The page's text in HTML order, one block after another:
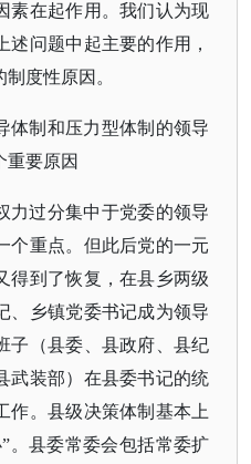
素在起作用。我们认为现
问题中起主要的作用，
度性原因。
体制和压力型体制的领导
重要原因
力过分集中于党委的领导
个重点。但此后党的一元
得到了恢复，在县乡两级
、乡镇党委书记成为领导
子（县委、县政府、县纪
武装部）在县委书记的统
作。县级决策体制基本上
。县委常委会包括常委扩